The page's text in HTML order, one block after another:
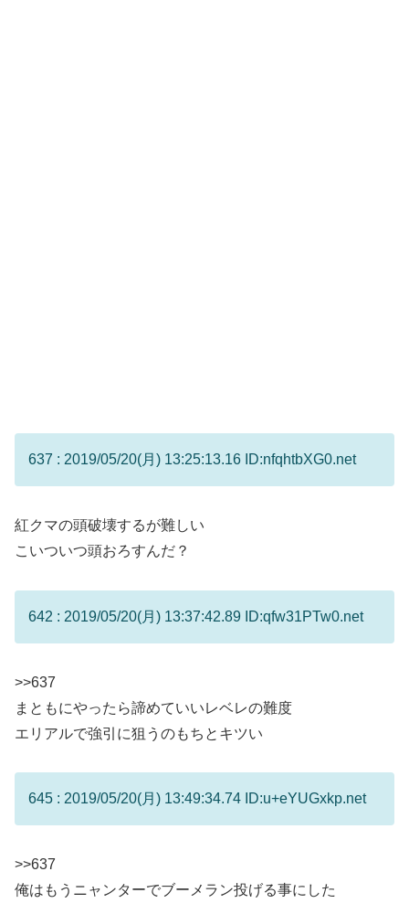
637 : 2019/05/20(月) 13:25:13.16 ID:nfqhtbXG0.net
紅クマの頭破壊するが難しい
こいついつ頭おろすんだ？
642 : 2019/05/20(月) 13:37:42.89 ID:qfw31PTw0.net
>>637
まともにやったら諦めていいレベレの難度
エリアルで強引に狙うのもちとキツい
645 : 2019/05/20(月) 13:49:34.74 ID:u+eYUGxkp.net
>>637
俺はもうニャンターでブーメラン投げる事にした